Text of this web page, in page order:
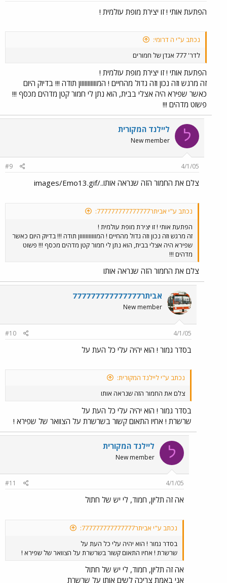
הפתעת אותי ! זו יצירת מופת עולמית !
נכתב ע"י ה דרומי:
לדר' 777 אגדן של חמורים
הפתעת אותי ! זו יצירת מופת עולמית !
זה מרגש וזה נכון וזה גדול מהחיים ! המווווווווווון תודה !!! בדיוק היום
כאשר שפירא היה אצלי בבית, הוא נתן לי חמור קטן מדהים מכסף !!!
פשוט מדהים !!!
ל ליילנד המקורית
New member
4/1/05
#9
צלם את החמור הזה שנראה אותו../images/Emo13.gif
נכתב ע"י אביתר777777777777777:
הפתעת אותי ! זו יצירת מופת עולמית !
זה מרגש וזה נכון וזה גדול מהחיים ! המווווווווווון תודה !!! בדיוק היום כאשר
שפירא היה אצלי בבית, הוא נתן לי חמור קטן מדהים מכסף !!! פשוט
מדהים !!!
צלם את החמור הזה שנראה אותו
אביתר777777777777777
New member
4/1/05
#10
בסדר גמור ! הוא יהיה עלי כל העת על
נכתב ע"י ליילנד המקורית:
צלם את החמור הזה שנראה אותו
בסדר גמור ! הוא יהיה עלי כל העת על
שרשרת ! אחיו התאום קשור בשרשרת על הצוואר של שפירא !
ל ליילנד המקורית
New member
4/1/05
#11
אה זה תליון, חמוד, לי יש של חתול
נכתב ע"י אביתר777777777777777:
בסדר גמור ! הוא יהיה עלי כל העת על
שרשרת ! אחיו התאום קשור בשרשרת על הצוואר של שפירא !
אה זה תליון, חמוד, לי יש של חתול
אני באמת צריכה לשים אותו על שרשרת